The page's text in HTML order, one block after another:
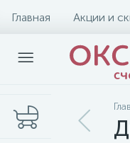
Главная Акции и